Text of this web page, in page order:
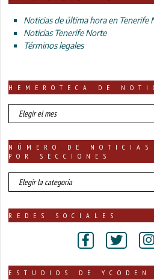
Noticias de última hora en Tenerife
Noticias Tenerife Norte
Términos legales
HEMEROTECA DE
HEMEROTECA
DE
NÚMERO DE
POR SECCIONES
número
de
publicadas
REDES SOCIALES
ESTUDIOS DE